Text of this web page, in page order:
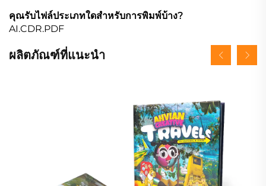
คุณรับไฟล์ประเภทใดสำหรับการพิมพ์บ้าง?
AI.CDR.PDF
ผลิตภัณฑ์ที่แนะนำ